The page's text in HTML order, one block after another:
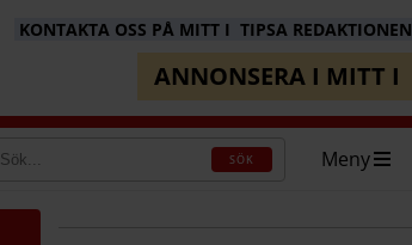
KONTAKTA OSS PÅ MITT I TIPSA REDAKTIONEN
ANNONSERA I MITT I
SÖK Meny